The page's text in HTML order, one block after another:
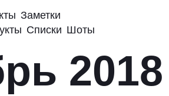
Заметки
Списки Шоты
2018